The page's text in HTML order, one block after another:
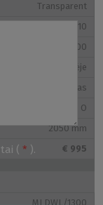
Transparent
1185–1210
1200
Durys dešinėje
Juodas
O
2050 mm
€ 995
MI DWL/1300
( * ).